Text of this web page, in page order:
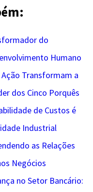
do
Humano
Ação Transformam a
dos Cinco Porquês
de Custos é
Industrial
as Relações
Negócios
no Setor Bancário: